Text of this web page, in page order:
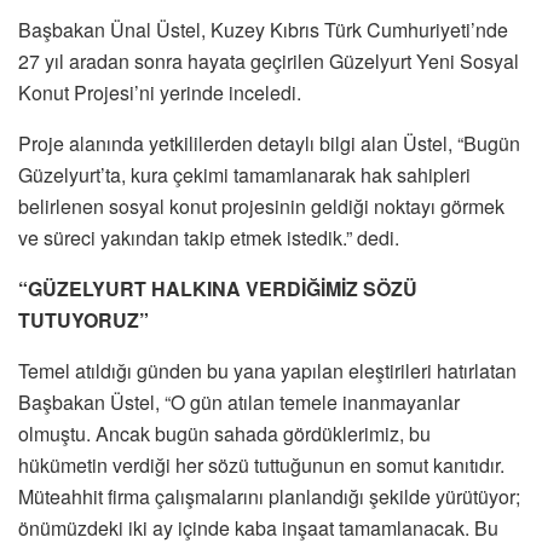
Başbakan Ünal Üstel, Kuzey Kıbrıs Türk Cumhuriyeti’nde
27 yıl aradan sonra hayata geçirilen Güzelyurt Yeni Sosyal
Konut Projesi’ni yerinde inceledi.
Proje alanında yetkililerden detaylı bilgi alan Üstel, “Bugün
Güzelyurt’ta, kura çekimi tamamlanarak hak sahipleri
belirlenen sosyal konut projesinin geldiği noktayı görmek
ve süreci yakından takip etmek istedik.” dedi.
“GÜZELYURT HALKINA VERDİĞİMİZ SÖZÜ
TUTUYORUZ”
Temel atıldığı günden bu yana yapılan eleştirileri hatırlatan
Başbakan Üstel, “O gün atılan temele inanmayanlar
olmuştu. Ancak bugün sahada gördüklerimiz, bu
hükümetin verdiği her sözü tuttuğunun en somut kanıtıdır.
Müteahhit firma çalışmalarını planlandığı şekilde yürütüyor;
önümüzdeki iki ay içinde kaba inşaat tamamlanacak. Bu